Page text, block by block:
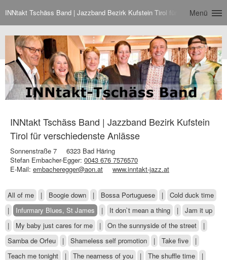
INNtakt Tschäss Band | Jazzband Bezirk Kufstein Tirol für verschiedenste
Menü
INNtakt Tschäss Band | Jazzband Bezirk Kufstein
Tirol für verschiedenste Anlässe
Sonnenstraße 7
6323 Bad Häring
Stefan Embacher-Egger: 0043 676 7576570
E-Mail: embacheregger@aon.at www.inntakt-jazz.at
All of me | Boogie down | Bossa Portuguese |
Cold duck time
|
Infurmary Blues, St James | It don`t mean a thing |
Jam it up
|
My baby just cares for me | On the sunnyside of the street
|
Samba de Orfeu
| Shameless self promotion | Take five
|
Teach me tonight
| The nearness of you | The shuffle time
|